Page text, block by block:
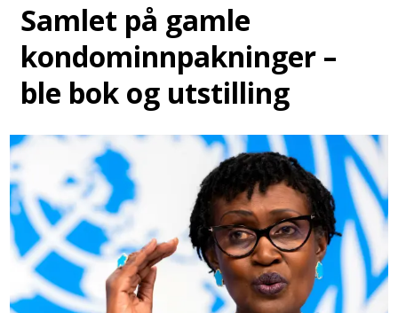
Samlet på gamle
kondominnpakninger –
ble bok og utstilling